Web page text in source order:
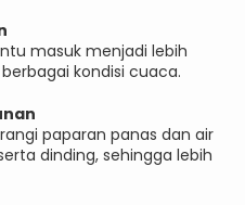
masuk menjadi lebih
kondisi cuaca.
paparan panas dan air
dinding, sehingga lebih